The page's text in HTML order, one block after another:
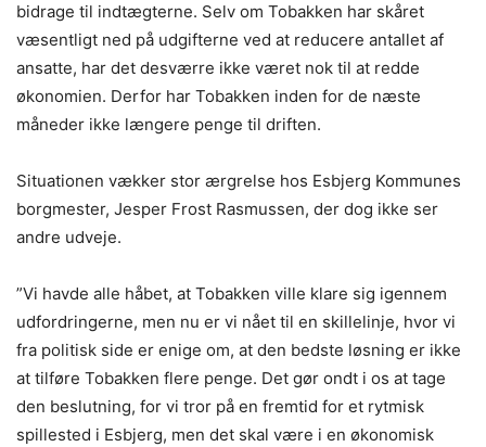
bidrage til indtægterne. Selv om Tobakken har skåret
væsentligt ned på udgifterne ved at reducere antallet af
ansatte, har det desværre ikke været nok til at redde
økonomien. Derfor har Tobakken inden for de næste
måneder ikke længere penge til driften.
Situationen vækker stor ærgrelse hos Esbjerg Kommunes
borgmester, Jesper Frost Rasmussen, der dog ikke ser
andre udveje.
”Vi havde alle håbet, at Tobakken ville klare sig igennem
udfordringerne, men nu er vi nået til en skillelinje, hvor vi
fra politisk side er enige om, at den bedste løsning er ikke
at tilføre Tobakken flere penge. Det gør ondt i os at tage
den beslutning, for vi tror på en fremtid for et rytmisk
spillested i Esbjerg, men det skal være i en økonomisk